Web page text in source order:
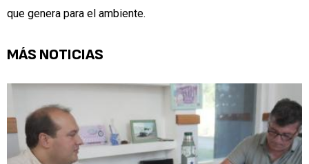
que genera para el ambiente.
MÁS NOTICIAS